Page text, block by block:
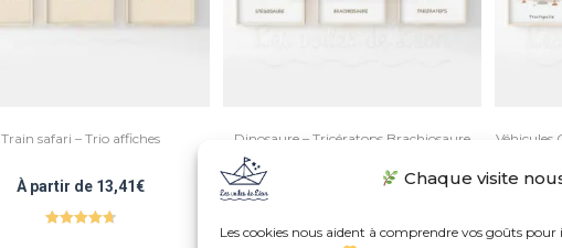
Chaque visite
Les cookies nous aident à comprendre vos goûts
Train safari – Trio affiches
À partir de 13,41€
Dinosaure – Tricératops Brachiosaure
Véhicules